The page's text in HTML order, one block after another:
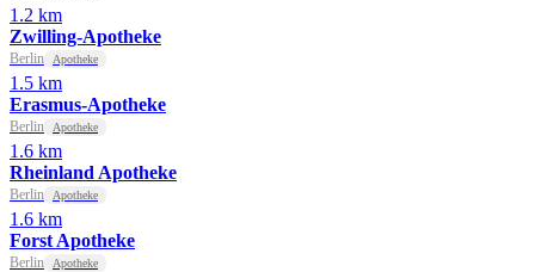
1.2 km
Zwilling-Apotheke
Berlin Apotheke
1.5 km
Erasmus-Apotheke
Berlin Apotheke
1.6 km
Rheinland Apotheke
Berlin Apotheke
1.6 km
Forst Apotheke
Berlin Apotheke